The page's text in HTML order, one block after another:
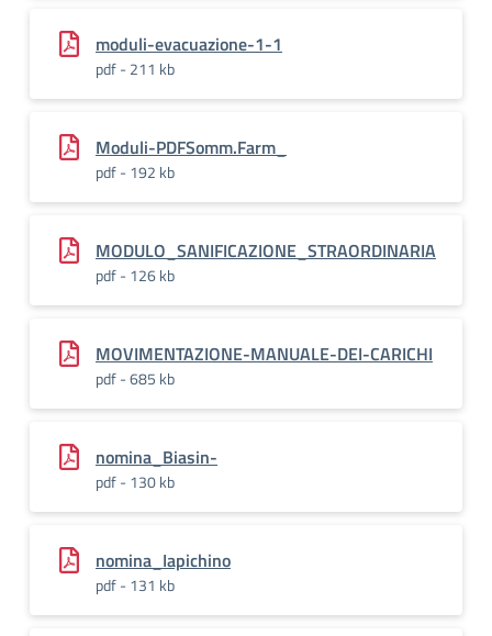
moduli-evacuazione-1-1
pdf - 211 kb
Moduli-PDFSomm.Farm_
pdf - 192 kb
MODULO_SANIFICAZIONE_STRAORDINARIA
pdf - 126 kb
MOVIMENTAZIONE-MANUALE-DEI-CARICHI
pdf - 685 kb
nomina_Biasin-
pdf - 130 kb
nomina_Iapichino
pdf - 131 kb